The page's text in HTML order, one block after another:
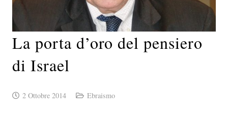
La porta d’oro del pensiero
di Israel
2 Ottobre 2014 Ebraismo